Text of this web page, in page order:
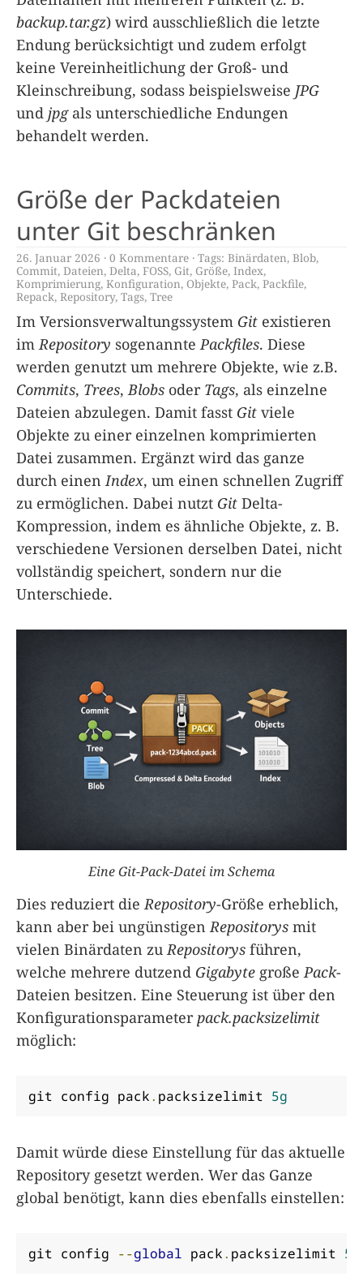
backup.tar.gz) wird ausschließlich die letzte
Endung berücksichtigt und zudem erfolgt
keine Vereinheitlichung der Groß- und
Kleinschreibung, sodass beispielsweise JPG
und jpgals unterschiedliche Endungen
behandelt werden.
Größe der Packdateien
unter Git beschränken
26. Januar 2026 0 Kommentare Tags: Binärdaten, Blob,
Commit, Dateien, Delta, FOSS, Git, Größe, Index,
Komprimierung, Konfiguration, Objekte, Pack, Packfile,
Repack, Repository, Tags, Tree
Im Versionsverwaltungssystem Git existieren
im Repository sogenannte Packfiles. Diese
werden genutzt um mehrere Objekte, wie z.B.
Commits, Trees, Blobs oder Tags, als einzelne
Dateien abzulegen. Damit fasst Git viele
Objekte zu einer einzelnen komprimierten
Datei zusammen. Ergänzt wird das ganze
durch einen Index, um einen schnellen Zugriff
zu ermöglichen. Dabei nutzt Git Delta-
Kompression, indem es ähnliche Objekte, z. B.
verschiedene Versionen derselben Datei, nicht
vollständig speichert, sondern nur die
Unterschiede.
Eine Git-Pack-Datei im Schema
Dies reduziert die Repository-Größe erheblich,
kann aber bei ungünstigen Repositorys mit
vielen Binärdaten zu Repositorys führen,
welche mehrere dutzend Gigabyte große Pack-
Dateien besitzen. Eine Steuerung ist über den
Konfigurationsparameter pack.packsizelimit
möglich:
git config pack. packsizelimit 5g
Damit würde diese Einstellung für das aktuelle
Repository gesetzt werden. Wer das Ganze
global benötigt, kann dies ebenfalls einstellen:
git config --global pack. packsizelimit 5g